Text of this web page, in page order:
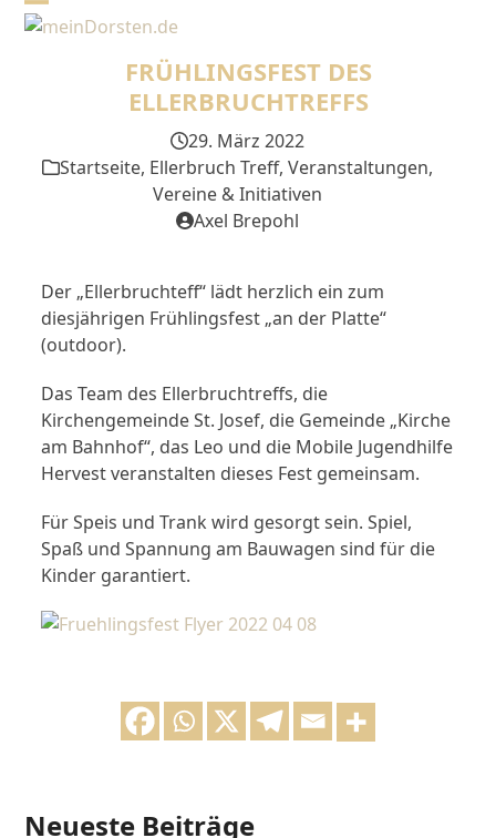
SkipOpen
Close
FRÜHLINGSFEST DES
ELLERBRUCHTREFFS
29. März 2022
Startseite, Ellerbruch Treff, Veranstaltungen,
Vereine & Initiativen
Axel Brepohl
Der „Ellerbruchteff“ lädt herzlich ein zum
diesjährigen Frühlingsfest „an der Platte“
(outdoor).
Das Team des Ellerbruchtreffs, die
Kirchengemeinde St. Josef, die Gemeinde „Kirche
am Bahnhof“, das Leo und die Mobile Jugendhilfe
Hervest veranstalten dieses Fest gemeinsam.
Für Speis und Trank wird gesorgt sein. Spiel,
Spaß und Spannung am Bauwagen sind für die
Kinder garantiert.
Neueste Beiträge